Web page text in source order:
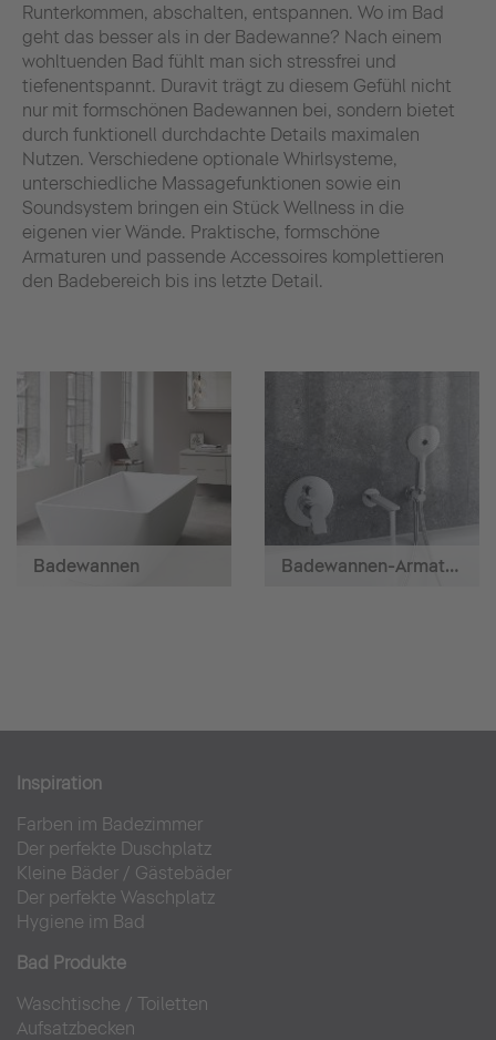
Runterkommen, abschalten, entspannen. Wo im Bad
geht das besser als in der Badewanne? Nach einem
wohltuenden Bad fühlt man sich stressfrei und
tiefenentspannt. Duravit trägt zu diesem Gefühl nicht
nur mit formschönen Badewannen bei, sondern bietet
durch funktionell durchdachte Details maximalen
Nutzen. Verschiedene optionale Whirlsysteme,
unterschiedliche Massagefunktionen sowie ein
Soundsystem bringen ein Stück Wellness in die
eigenen vier Wände. Praktische, formschöne
Armaturen und passende Accessoires komplettieren
den Badebereich bis ins letzte Detail.
Badewannen Badewannen-Armaturen
Inspiration
Farben im Badezimmer
Der perfekte Duschplatz
Kleine Bäder / Gästebäder
Der perfekte Waschplatz
Hygiene im Bad
Bad Produkte
Waschtische / Toiletten
Aufsatzbecken